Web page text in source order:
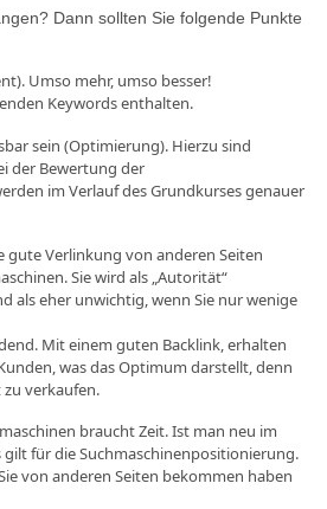
Dann sollten Sie folgende Punkte
Umso mehr, umso besser!
Keywords enthalten.
sein (Optimierung). Hierzu sind
der Bewertung der
im Verlauf des Grundkurses genauer
gute Verlinkung von anderen Seiten
Sie wird als „Autorität“
als eher unwichtig, wenn Sie nur wenige
Mit einem guten Backlink, erhalten
was das Optimum darstellt, denn
verkaufen.
braucht Zeit. Ist man neu im
für die Suchmaschinenpositionierung.
von anderen Seiten bekommen haben